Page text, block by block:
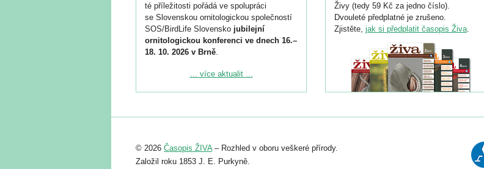
té příležitosti pořádá ve spolupráci
se Slovenskou ornitologickou společností
SOS/BirdLife Slovensko jubilejní
ornitologickou konferenci ve dnech 16.–
18. 10. 2026 v Brně.
Podrobnější informace ke konferenci
Registrovat se můžete do 6. září.
abstraktu přihlášené přednášky nebo
posteru je už 30. června.
... více aktualit ...
Živy (tedy 59 Kč za jedno číslo).
Dvouleté předplatné je zrušeno.
Zjistěte, jak si předplatit časopis Živa.
© 2026 Časopis ŽIVA– Rozhled v oboru veškeré přírody.
Založil roku 1853 J. E. Purkyně.